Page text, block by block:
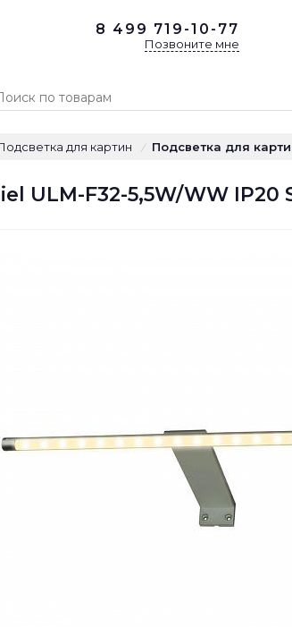
8 499 719-10-77
Позвоните мне
для картин / Подсветка для
ULM-F32-5,5W/WW IP20